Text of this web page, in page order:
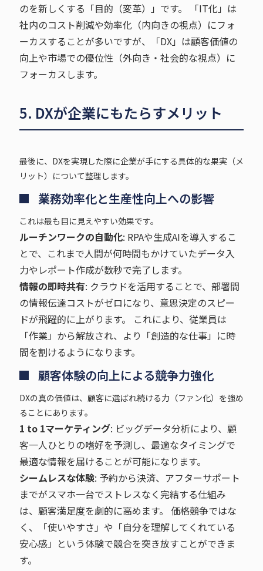
のを新しくする「目的（変革）」です。 「IT化」は
社内のコスト削減や効率化（内向きの視点）にフォ
ーカスすることが多いですが、「DX」は顧客価値の
向上や市場での優位性（外向き・社会的な視点）に
フォーカスします。
5. DXが企業にもたらすメリット
最後に、DXを実現した際に企業が手にする具体的な果実（メ
リット）について整理します。
業務効率化と生産性向上への影響
これは最も目に見えやすい効果です。
ルーチンワークの自動化: RPAや生成AIを導入するこ
とで、これまで人間が何時間もかけていたデータ入
力やレポート作成が数秒で完了します。
情報の即時共有: クラウドを活用することで、部署間
の情報伝達コストがゼロになり、意思決定のスピー
ドが飛躍的に上がります。 これにより、従業員は
「作業」から解放され、より「創造的な仕事」に時
間を割けるようになります。
顧客体験の向上による競争力強化
DXの真の価値は、顧客に選ばれ続ける力（ファン化）を強め
ることにあります。
1 to 1マーケティング: ビッグデータ分析により、顧
客一人ひとりの嗜好を予測し、最適なタイミングで
最適な情報を届けることが可能になります。
シームレスな体験: 予約から決済、アフターサポート
までがスマホ一台でストレスなく完結する仕組み
は、顧客満足度を劇的に高めます。 価格競争ではな
く、「使いやすさ」や「自分を理解してくれている
安心感」という体験で競合を突き放すことができま
す。